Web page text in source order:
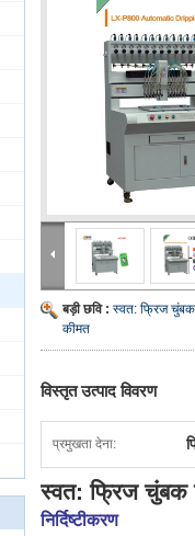
बड़ी छवि : स्वत: फ्रिज चुंबक
कीमत
विस्तृत उत्पाद विवरण
प्रमुखता देना:
स्वत: फ्रिज चुंबक
निर्दिष्टीकरण